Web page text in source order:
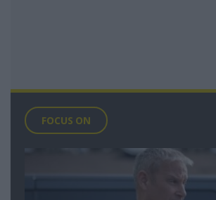
FOCUS ON